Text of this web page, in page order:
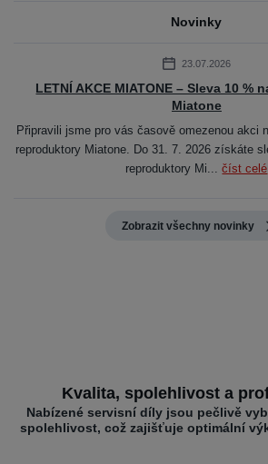
Novinky
23.07.2026
LETNÍ AKCE MIATONE – Sleva 10 %
Miatone
Připravili jsme pro vás časově omezenou akci
reproduktory Miatone. Do 31. 7. 2026 získáte
reproduktory Mi...číst celé
Zobrazit všechny novinky
Kvalita, spolehlivost a
Nabízené servisní díly jsou pečlivě
spolehlivost, což zajišťuje optimální